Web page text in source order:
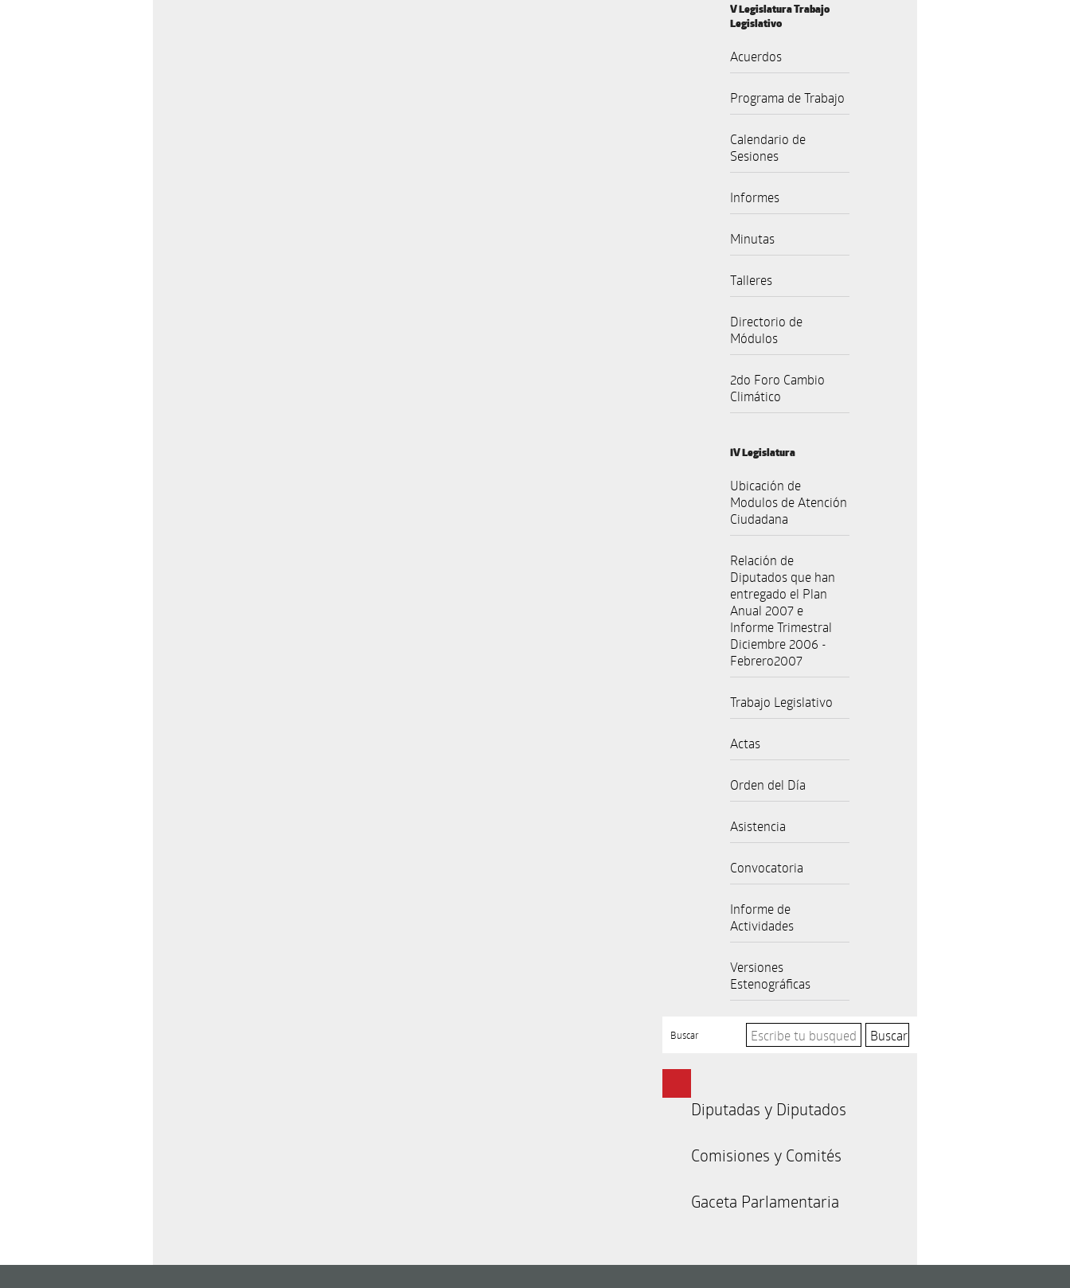
V Legislatura Trabajo
Legislativo
Acuerdos
Programa de Trabajo
Calendario de
Sesiones
Informes
Minutas
Talleres
Directorio de
Módulos
2do Foro Cambio
Climático
IV Legislatura
Ubicación de
Modulos de Atención
Ciudadana
Relación de
Diputados que han
entregado el Plan
Anual 2007 e
Informe Trimestral
Diciembre 2006 -
Febrero2007
Trabajo Legislativo
Actas
Orden del Día
Asistencia
Convocatoria
Informe de
Actividades
Versiones
Estenográficas
Buscar
Diputadas y Diputados
Comisiones y Comités
Gaceta Parlamentaria